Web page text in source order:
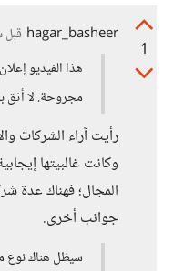
1
hagar_basheer قبل
هذا الفيديو
مجروحة. لا
رأيت آراء الشركات
وكانت غالبيتها
المجال؛ فهناك عدة
جوانب أخرى.
سيظل هناك نوع